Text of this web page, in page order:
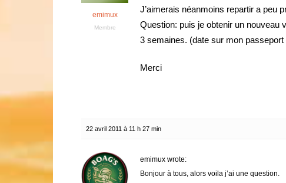
emimux
Membre
J’aimerais néanmoins repartir a peu
Question: puis je obtenir un nouveau
3 semaines. (date sur mon passeport
Merci
22 avril 2011 à 11 h 27 min
emimux wrote:
Bonjour à tous, alors voila j’ai une question.